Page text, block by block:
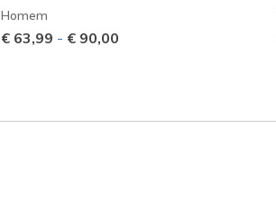
Homem
€ 63,99 - € 90,00